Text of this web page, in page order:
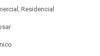
Residencial